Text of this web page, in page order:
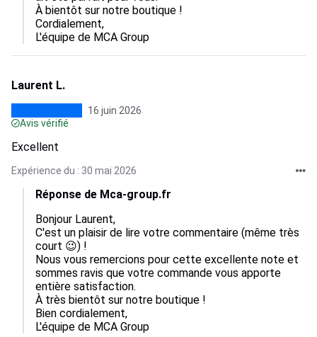
À bientôt sur notre boutique !
Cordialement,
L'équipe de MCA Group
Laurent L.
16 juin 2026
Avis vérifié
Excellent
Expérience du : 30 mai 2026
Réponse de Mca-group.fr
Bonjour Laurent,
C'est un plaisir de lire votre commentaire (même très
court 😉) !
Nous vous remercions pour cette excellente note et
sommes ravis que votre commande vous apporte
entière satisfaction.
À très bientôt sur notre boutique !
Bien cordialement,
L'équipe de MCA Group